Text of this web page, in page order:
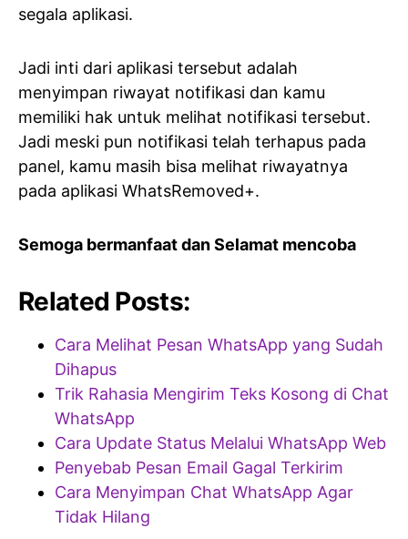
segala aplikasi.
Jadi inti dari aplikasi tersebut adalah
menyimpan riwayat notifikasi dan kamu
memiliki hak untuk melihat notifikasi tersebut.
Jadi meski pun notifikasi telah terhapus pada
panel, kamu masih bisa melihat riwayatnya
pada aplikasi WhatsRemoved+.
Semoga bermanfaat dan Selamat mencoba
Related Posts:
Cara Melihat Pesan WhatsApp yang Sudah
Dihapus
Trik Rahasia Mengirim Teks Kosong di Chat
WhatsApp
Cara Update Status Melalui WhatsApp Web
Penyebab Pesan Email Gagal Terkirim
Cara Menyimpan Chat WhatsApp Agar
Tidak Hilang